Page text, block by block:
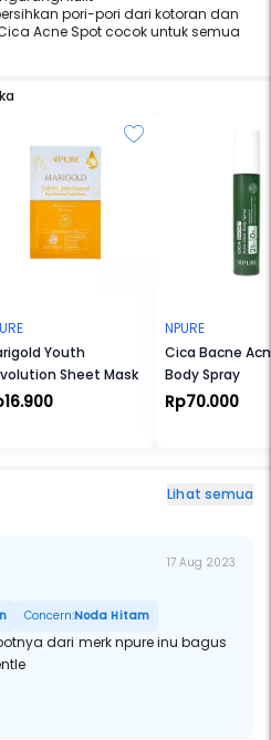
pori-pori dari kotoran dan
Acne Spot cocok untuk semua
Youth
Sheet Mask
NPURE
Cica Bacne
Body Spray
Rp70.000
Lihat semua
17 Aug 2023
Concern:Noda Hitam
dari merk npure inu bagus